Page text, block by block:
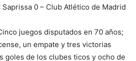
Saprissa 0 – Club Atlético de Madrid
juegos disputados en 70 años;
un empate y tres victorias
goles de los clubes ticos y ocho de